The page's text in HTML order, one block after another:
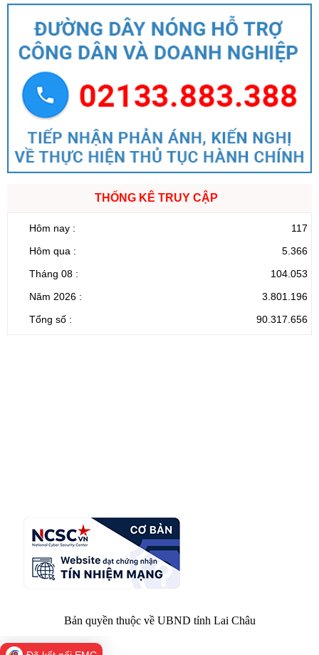
THỐNG KÊ TRUY CẬP
Hôm nay :
117
Hôm qua :
5.366
Tháng 08 :
104.053
Năm 2026 :
3.801.196
Tổng số :
90.317.656
Bản quyền thuộc về UBND tỉnh Lai Châu